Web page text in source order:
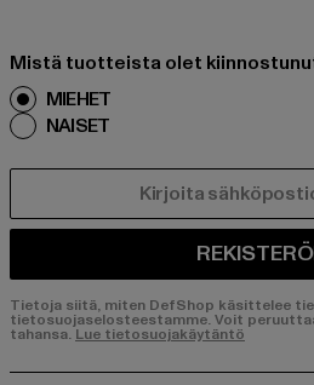
Mistä tuotteista olet
MIEHET
NAISET
Tietoja siitä, miten DefShop käsittelee
tietosuojaselosteestamme. Voit
tahansa. Lue tietosuojakäytäntö